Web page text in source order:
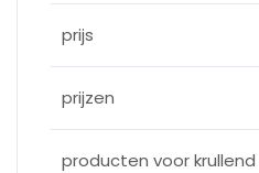
prijs
prijzen
producten voor